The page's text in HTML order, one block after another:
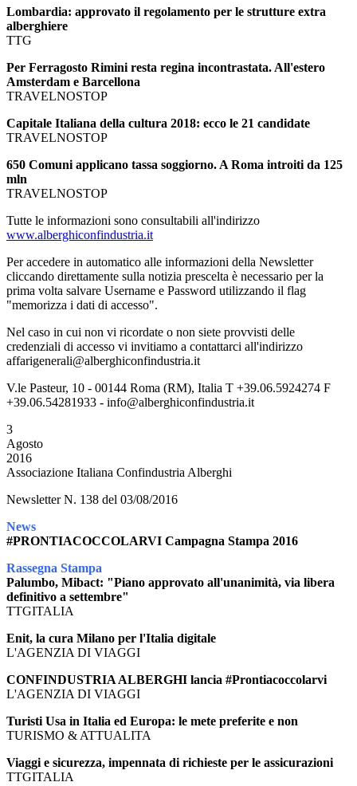
Lombardia: approvato il regolamento per le strutture extra
alberghiere
TTG
Per Ferragosto Rimini resta regina incontrastata. All'estero
Amsterdam e Barcellona
TRAVELNOSTOP
Capitale Italiana della cultura 2018: ecco le 21 candidate
TRAVELNOSTOP
650 Comuni applicano tassa soggiorno. A Roma introiti da 125
mln
TRAVELNOSTOP
Tutte le informazioni sono consultabili all'indirizzo
www.alberghiconfindustria.it
Per accedere in automatico alle informazioni della Newsletter
cliccando direttamente sulla notizia prescelta è necessario per la
prima volta salvare Username e Password utilizzando il flag
"memorizza i dati di accesso".
Nel caso in cui non vi ricordate o non siete provvisti delle
credenziali di accesso vi invitiamo a contattarci all'indirizzo
affarigenerali@alberghiconfindustria.it
V.le Pasteur, 10 - 00144 Roma (RM), Italia T +39.06.5924274 F
+39.06.54281933 - info@alberghiconfindustria.it
3
Agosto
2016
Associazione Italiana Confindustria Alberghi
Newsletter N. 138 del 03/08/2016
News
#PRONTIACOCCOLARVI Campagna Stampa 2016
Rassegna Stampa
Palumbo, Mibact: "Piano approvato all'unanimità, via libera
definitivo a settembre"
TTGITALIA
Enit, la cura Milano per l'Italia digitale
L'AGENZIA DI VIAGGI
CONFINDUSTRIA ALBERGHI lancia #Prontiacoccolarvi
L'AGENZIA DI VIAGGI
Turisti Usa in Italia ed Europa: le mete preferite e non
TURISMO & ATTUALITA
Viaggi e sicurezza, impennata di richieste per le assicurazioni
TTGITALIA